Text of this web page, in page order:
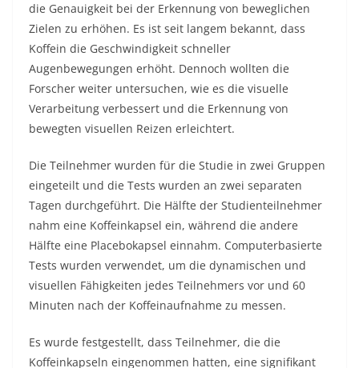
die Genauigkeit bei der Erkennung von beweglichen
Zielen zu erhöhen. Es ist seit langem bekannt, dass
Koffein die Geschwindigkeit schneller
Augenbewegungen erhöht. Dennoch wollten die
Forscher weiter untersuchen, wie es die visuelle
Verarbeitung verbessert und die Erkennung von
bewegten visuellen Reizen erleichtert.
Die Teilnehmer wurden für die Studie in zwei Gruppen
eingeteilt und die Tests wurden an zwei separaten
Tagen durchgeführt. Die Hälfte der Studienteilnehmer
nahm eine Koffeinkapsel ein, während die andere
Hälfte eine Placebokapsel einnahm. Computerbasierte
Tests wurden verwendet, um die dynamischen und
visuellen Fähigkeiten jedes Teilnehmers vor und 60
Minuten nach der Koffeinaufnahme zu messen.
Es wurde festgestellt, dass Teilnehmer, die die
Koffeinkapseln eingenommen hatten, eine signifikant